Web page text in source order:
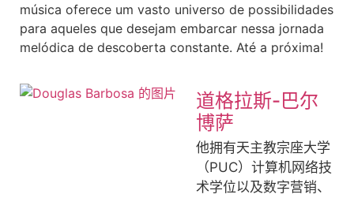
música oferece um vasto universo de possibilidades
para aqueles que desejam embarcar nessa jornada
melódica de descoberta constante. Até a próxima!
道格拉斯-巴尔
博萨
他拥有天主教宗座大学
（PUC）计算机网络技
术学位以及数字营销、